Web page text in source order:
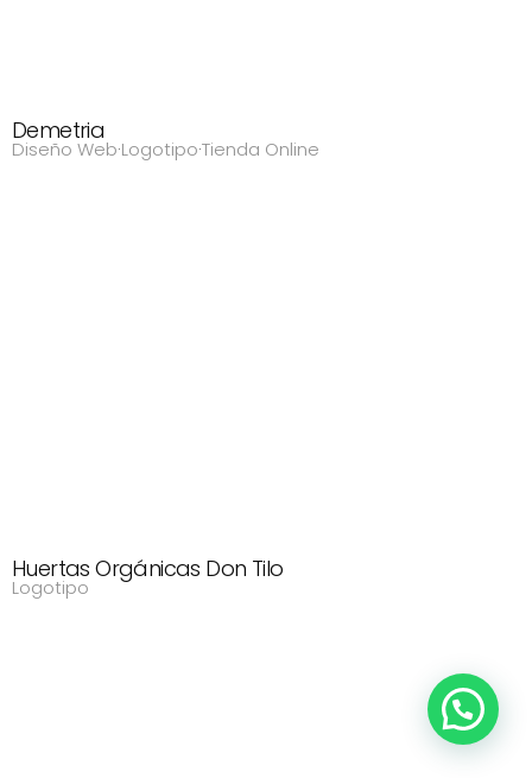
Demetria
Diseño Web·Logotipo·Tienda Online
Huertas Orgánicas Don Tilo
Logotipo